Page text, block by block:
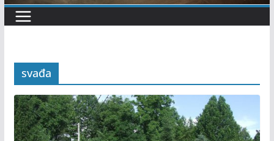
svađa